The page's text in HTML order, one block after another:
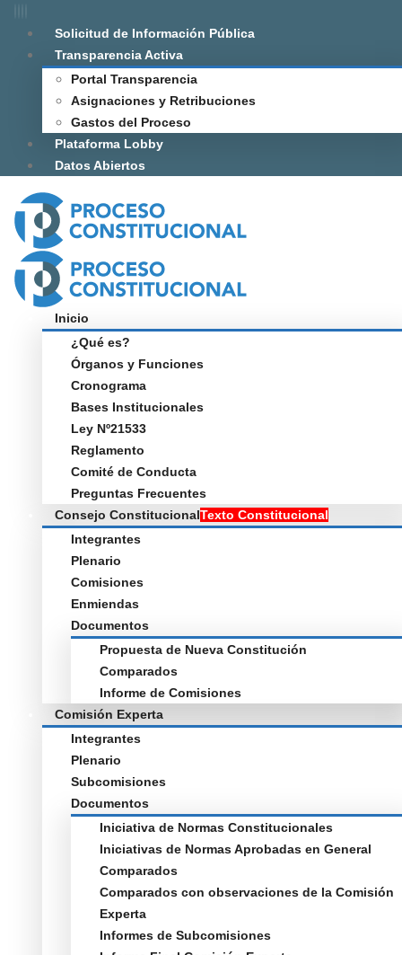
Solicitud de Información Pública
Transparencia Activa
Portal Transparencia
Asignaciones y Retribuciones
Gastos del Proceso
Plataforma Lobby
Datos Abiertos
Inicio
¿Qué es?
Órganos y Funciones
Cronograma
Bases Institucionales
Ley Nº21533
Reglamento
Comité de Conducta
Preguntas Frecuentes
Consejo ConstitucionalTexto Constitucional
Integrantes
Plenario
Comisiones
Enmiendas
Documentos
Propuesta de Nueva Constitución
Comparados
Informe de Comisiones
Comisión Experta
Integrantes
Plenario
Subcomisiones
Documentos
Iniciativa de Normas Constitucionales
Iniciativas de Normas Aprobadas en General
Comparados
Comparados con observaciones de la Comisión
Experta
Informes de Subcomisiones